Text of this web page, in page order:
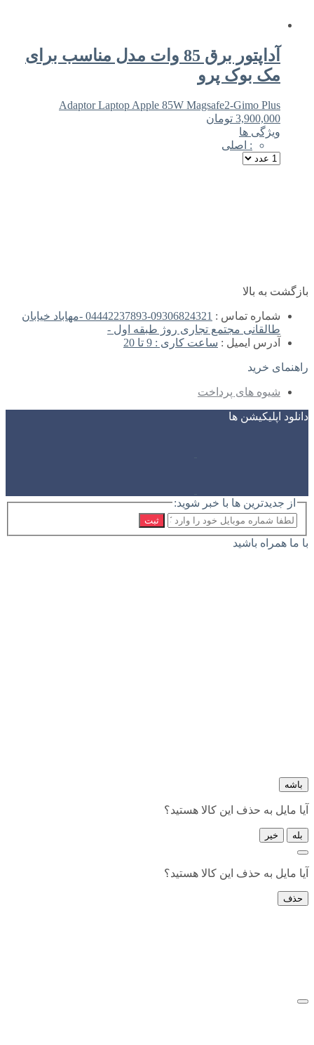
آداپتور برق 85 وات مدل مناسب برای
مک بوک پرو
Adaptor Laptop Apple 85W Magsafe2-Gimo Plus
3,900,000 تومان
ویژگی ها
: اصلی
بازگشت به بالا
شماره تماس :
09306824321-04442237893 -مهاباد خیابان
طالقانی مجتمع تجاری روژ طبقه اول -
آدرس ایمیل : ساعت کاری : 9 تا 20
راهنمای خرید
شیوه های پرداخت
دانلود اپلیکیشن ها
از جدیدترین ها با خبر شوید:
ثبت
با ما همراه باشید
باشه
آیا مایل به حذف این کالا هستید؟
بله خیر
آیا مایل به حذف این کالا هستید؟
حذف